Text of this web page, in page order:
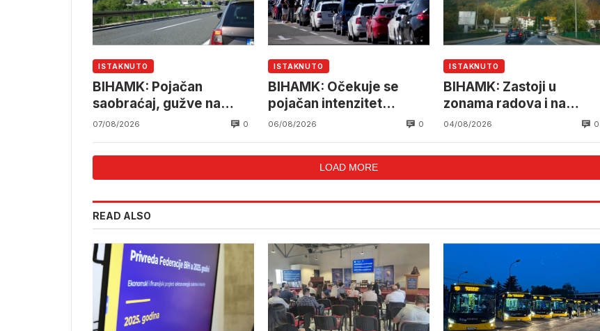
ISTAKNUTO
BIHAMK: Pojačan
saobraćaj, gužve na
granicama
07/08/2026 0
ISTAKNUTO
BIHAMK: Očekuje se
pojačan intenzitet
saobraćaja
06/08/2026 0
ISTAKNUTO
BIHAMK: Zastoji u
zonama radova i na
granicama
04/08/2026 0
LOAD MORE
READ ALSO